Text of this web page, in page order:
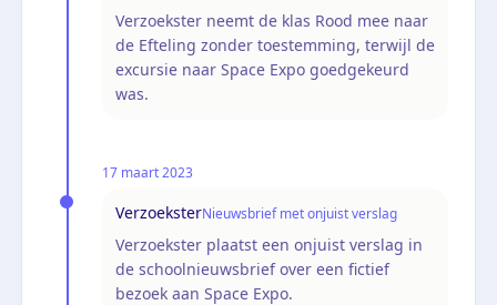
Verzoekster neemt de klas Rood mee naar
de Efteling zonder toestemming, terwijl de
excursie naar Space Expo goedgekeurd
was.
17 maart 2023
VerzoeksterNieuwsbrief met onjuist verslag
Verzoekster plaatst een onjuist verslag in
de schoolnieuwsbrief over een fictief
bezoek aan Space Expo.